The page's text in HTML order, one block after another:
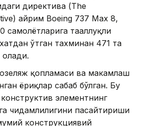
директива (The
айрим Boeing 737 Max 8,
самолётларига тааллуқли
ўтган тахминан 471 та
қопламаси ва маҳкамлаш
ёриқлар сабаб бўлган. Бу
элементнинг
чидамлилигини пасайтириши
конструкциявий